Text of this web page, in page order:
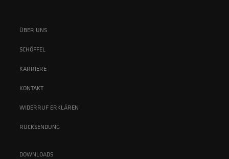
ÜBER UNS
SCHÖFFEL
KARRIERE
KONTAKT
WIDERRUF ERKLÄREN
RÜCKSENDUNG
DOWNLOADS